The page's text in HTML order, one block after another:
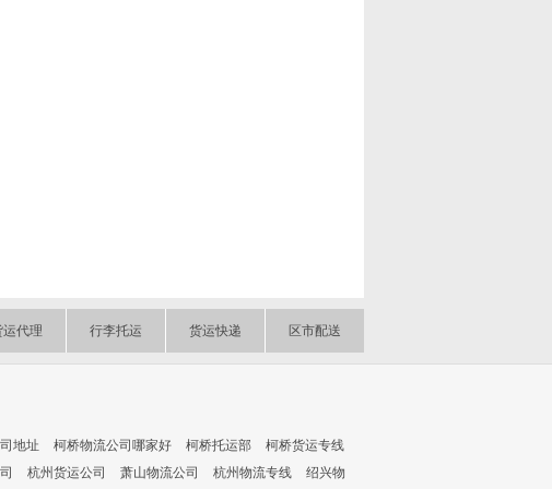
运代理 行李托运 货运快递 区市配送
地址 柯桥物流公司哪家好 柯桥托运部
柯桥货运专线
杭州货运公司 萧山物流公司 杭州物流专线 绍兴物